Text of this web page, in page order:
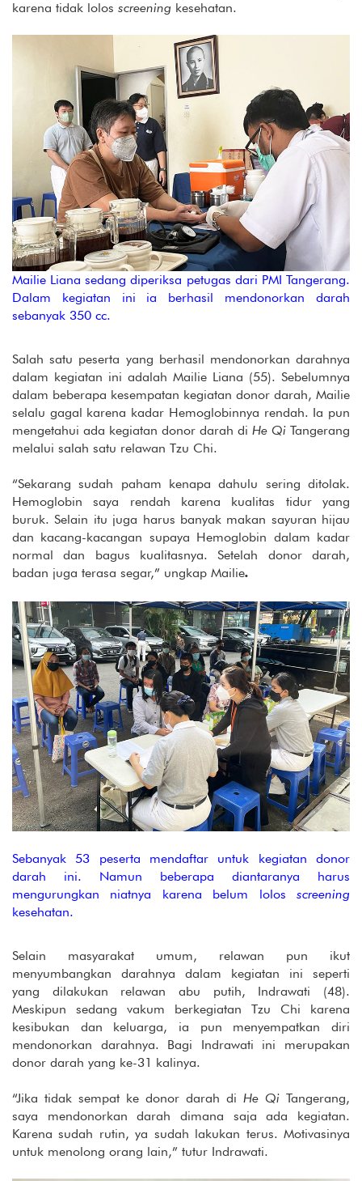
karena tidak lolos screening kesehatan.
Mailie Liana sedang diperiksa petugas dari PMI Tangerang.
Dalam kegiatan ini ia berhasil mendonorkan darah
sebanyak 350 cc.
Salah satu peserta yang berhasil mendonorkan darahnya
dalam kegiatan ini adalah Mailie Liana (55). Sebelumnya
dalam beberapa kesempatan kegiatan donor darah, Mailie
selalu gagal karena kadar Hemoglobinnya rendah. Ia pun
mengetahui ada kegiatan donor darah di He Qi Tangerang
melalui salah satu relawan Tzu Chi.
“Sekarang sudah paham kenapa dahulu sering ditolak.
Hemoglobin saya rendah karena kualitas tidur yang
buruk. Selain itu juga harus banyak makan sayuran hijau
dan kacang-kacangan supaya Hemoglobin dalam kadar
normal dan bagus kualitasnya. Setelah donor darah,
badan juga terasa segar,” ungkap Mailie.
Sebanyak 53 peserta mendaftar untuk kegiatan donor
darah ini. Namun beberapa diantaranya harus
mengurungkan niatnya karena belum lolos screening
kesehatan.
Selain masyarakat umum, relawan pun ikut
menyumbangkan darahnya dalam kegiatan ini seperti
yang dilakukan relawan abu putih, Indrawati (48).
Meskipun sedang vakum berkegiatan Tzu Chi karena
kesibukan dan keluarga, ia pun menyempatkan diri
mendonorkan darahnya. Bagi Indrawati ini merupakan
donor darah yang ke-31 kalinya.
“Jika tidak sempat ke donor darah di He Qi Tangerang,
saya mendonorkan darah dimana saja ada kegiatan.
Karena sudah rutin, ya sudah lakukan terus. Motivasinya
untuk menolong orang lain,” tutur Indrawati.